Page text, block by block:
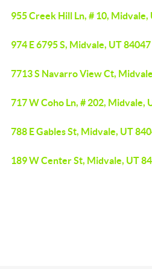
955 Creek Hill Ln, # 10, Midvale,
974 E 6795 S, Midvale, UT 84047
7713 S Navarro View Ct,
717 W Coho Ln, # 202, Midvale,
788 E Gables St, Midvale, UT
189 W Center St, Midvale, UT